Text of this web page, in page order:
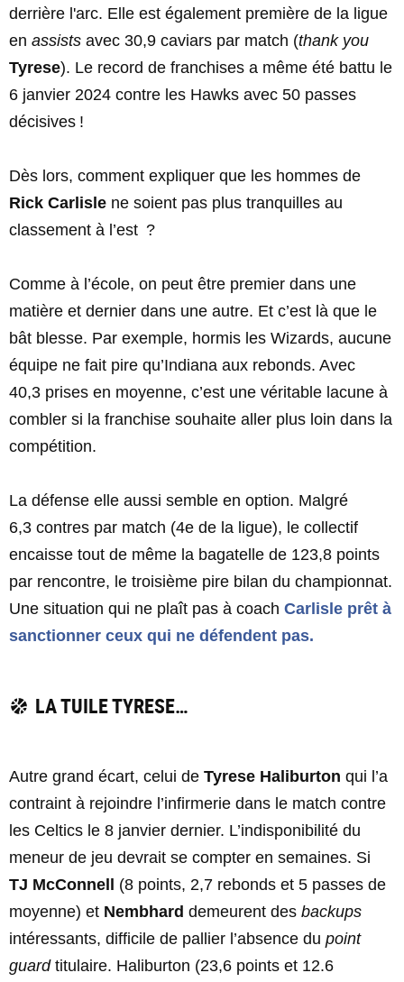
derrière l'arc. Elle est également première de la ligue
en assists avec 30,9 caviars par match (thank you
Tyrese). Le record de franchises a même été battu le
6 janvier 2024 contre les Hawks avec 50 passes
décisives !
Dès lors, comment expliquer que les hommes de
Rick Carlisle ne soient pas plus tranquilles au
classement à l’est ?
Comme à l’école, on peut être premier dans une
matière et dernier dans une autre. Et c’est là que le
bât blesse. Par exemple, hormis les Wizards, aucune
équipe ne fait pire qu’Indiana aux rebonds. Avec
40,3 prises en moyenne, c’est une véritable lacune à
combler si la franchise souhaite aller plus loin dans la
compétition.
La défense elle aussi semble en option. Malgré
6,3 contres par match (4e de la ligue), le collectif
encaisse tout de même la bagatelle de 123,8 points
par rencontre, le troisième pire bilan du championnat.
Une situation qui ne plaît pas à coach Carlisle prêt à
sanctionner ceux qui ne défendent pas.
LA TUILE TYRESE…
Autre grand écart, celui de Tyrese Haliburton qui l’a
contraint à rejoindre l’infirmerie dans le match contre
les Celtics le 8 janvier dernier. L’indisponibilité du
meneur de jeu devrait se compter en semaines. Si
TJ McConnell
(8 points, 2,7 rebonds et 5 passes de
moyenne) et Nembhard demeurent des backups
intéressants, difficile de pallier l’absence du point
guardtitulaire. Haliburton (23,6 points et 12.6